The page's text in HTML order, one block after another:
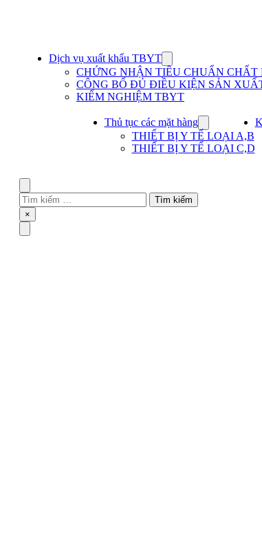
Dịch vụ xuất khẩu TBYT
submenu
for
Dịch
vụ
khẩu
TBYT
CHỨNG NHẬN TIÊU CHUẨN CHẤT
CÔNG BỐ ĐỦ ĐIỀU KIỆN SẢN
KIỂM NGHIỆM TBYT
Thủ tục các mặt hàng
submenu
for
Thủ
THIẾT BỊ Y TẾ LOẠI A,B
THIẾT BỊ Y TẾ LOẠI C,D
Tìm
kiếm
cho:
Close
×